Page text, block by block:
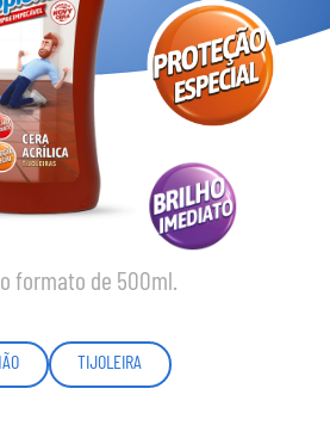
TIJOLEIRA
formato de 500ml.